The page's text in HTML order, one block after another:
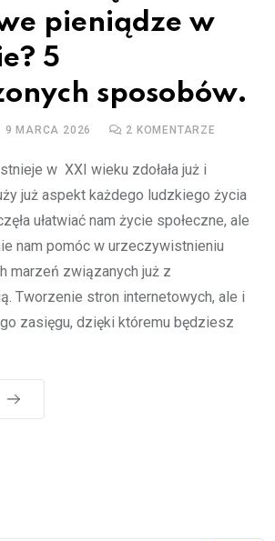
pieniądze w
5
sposobów.
9 MARCA 2026 2 KOMENTARZE
w XXI wieku zdołała już i
już aspekt każdego ludzkiego życia
ułatwiać nam życie społeczne, ale
nam pomóc w urzeczywistnieniu
marzeń związanych już z
Tworzenie stron internetowych, ale i
zasięgu, dzięki któremu będziesz